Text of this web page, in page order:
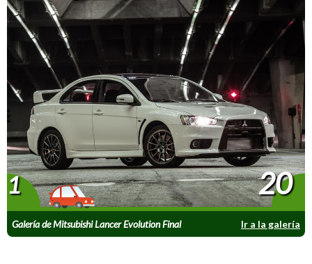
Galería de Mitsubishi Lancer Evolution Final
Edition
Ir a la galería
1 20